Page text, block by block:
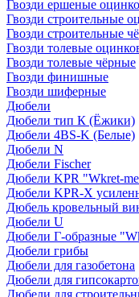
Гвозди ершеные
Гвозди строительные
Гвозди строительные
Гвозди толевые
Гвозди толевые чёрные
Гвозди финишные
Гвозди шиферные
Дюбели
Дюбели тип К (Ёжики)
Дюбели 4BS-K (Белые)
Дюбели N
Дюбели Fischer
Дюбели KPR "Wkret-
Дюбели KPR-Х
Дюбель кровельный
Дюбели U
Дюбели Г-образные
Дюбели грибы
Дюбели для газобетона
Дюбели для
Дюбели для